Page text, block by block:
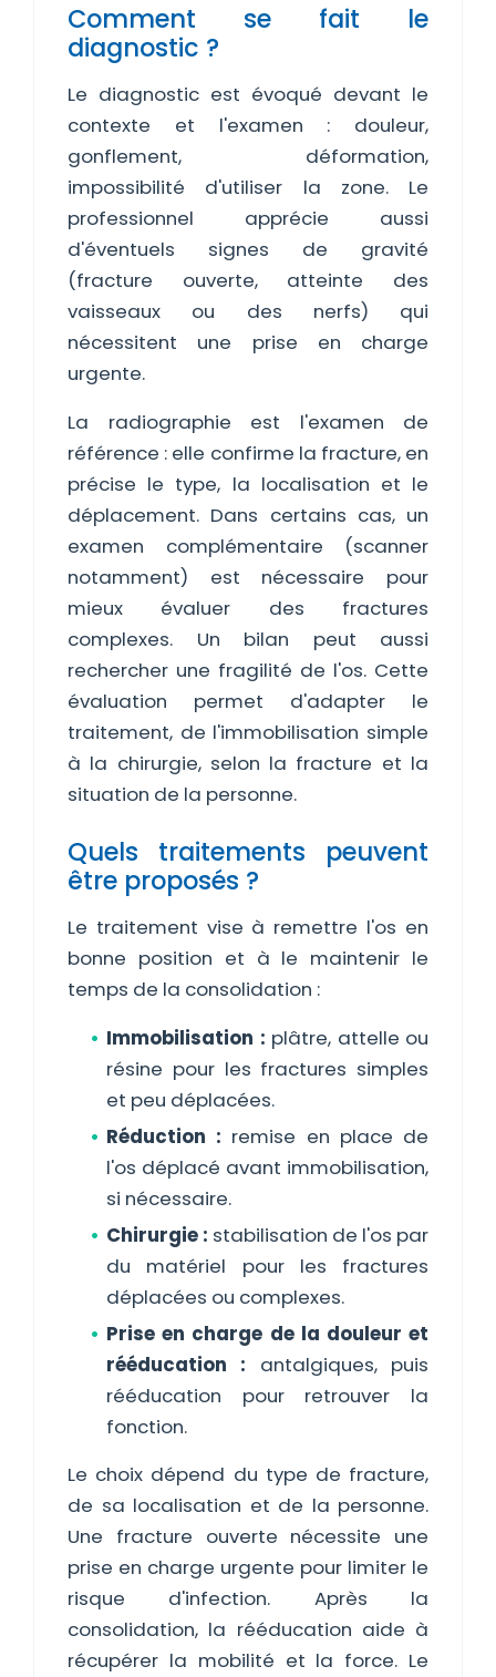
Comment se fait le
diagnostic ?
Le diagnostic est évoqué devant le
contexte et l'examen : douleur,
gonflement, déformation,
impossibilité d'utiliser la zone. Le
professionnel apprécie aussi
d'éventuels signes de gravité
(fracture ouverte, atteinte des
vaisseaux ou des nerfs) qui
nécessitent une prise en charge
urgente.
La radiographie est l'examen de
référence : elle confirme la fracture, en
précise le type, la localisation et le
déplacement. Dans certains cas, un
examen complémentaire (scanner
notamment) est nécessaire pour
mieux évaluer des fractures
complexes. Un bilan peut aussi
rechercher une fragilité de l'os. Cette
évaluation permet d'adapter le
traitement, de l'immobilisation simple
à la chirurgie, selon la fracture et la
situation de la personne.
Quels traitements peuvent
être proposés ?
Le traitement vise à remettre l'os en
bonne position et à le maintenir le
temps de la consolidation :
Immobilisation : plâtre, attelle ou
résine pour les fractures simples
et peu déplacées.
Réduction : remise en place de
l'os déplacé avant immobilisation,
si nécessaire.
Chirurgie : stabilisation de l'os par
du matériel pour les fractures
déplacées ou complexes.
Prise en charge de la douleur et
rééducation : antalgiques, puis
rééducation pour retrouver la
fonction.
Le choix dépend du type de fracture,
de sa localisation et de la personne.
Une fracture ouverte nécessite une
prise en charge urgente pour limiter le
risque d'infection. Après la
consolidation, la rééducation aide à
récupérer la mobilité et la force. Le